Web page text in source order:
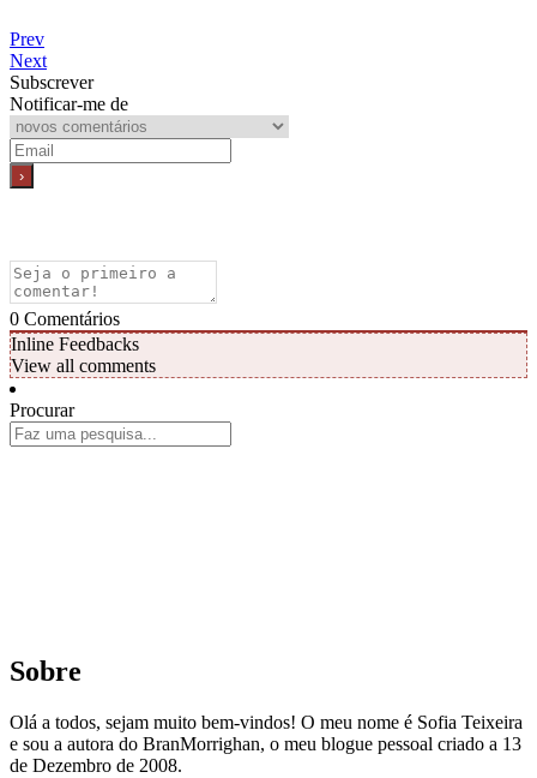
Prev
Next
Subscrever
Notificar-me de
0 Comentários
Inline Feedbacks
View all comments
Procurar
Sobre
Olá a todos, sejam muito bem-vindos! O meu nome é Sofia Teixeira
e sou a autora do BranMorrighan, o meu blogue pessoal criado a 13
de Dezembro de 2008.